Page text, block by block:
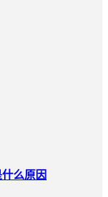
么原因